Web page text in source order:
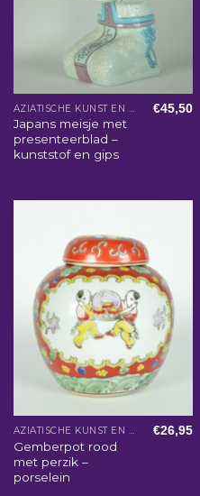
AZIATISCHE KUNST EN WOONACCESSOIRES
Japans meisje met
presenteerblad –
kunststof en gips
€45,50
AZIATISCHE KUNST EN WOONACCESSOIRES
Gemberpot rood
met perzik –
porselein
€26,95